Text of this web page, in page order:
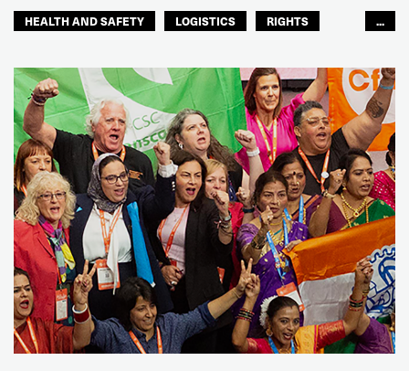
HEALTH AND SAFETY LOGISTICS
RIGHTS
LATEINAMERIKA
...